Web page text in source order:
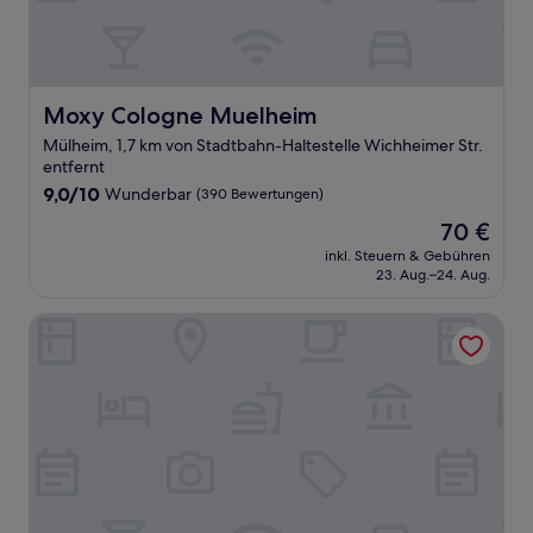
Moxy Cologne Muelheim
Moxy Cologne Muelheim
Mülheim, 1,7 km von Stadtbahn-Haltestelle Wichheimer Str.
entfernt
9.0
9,0/10 Wunderbar (390 Bewertungen)
Der
Preis
beträgt
70 €
inkl. Steuern & Gebühren
23. Aug.–24. Aug.